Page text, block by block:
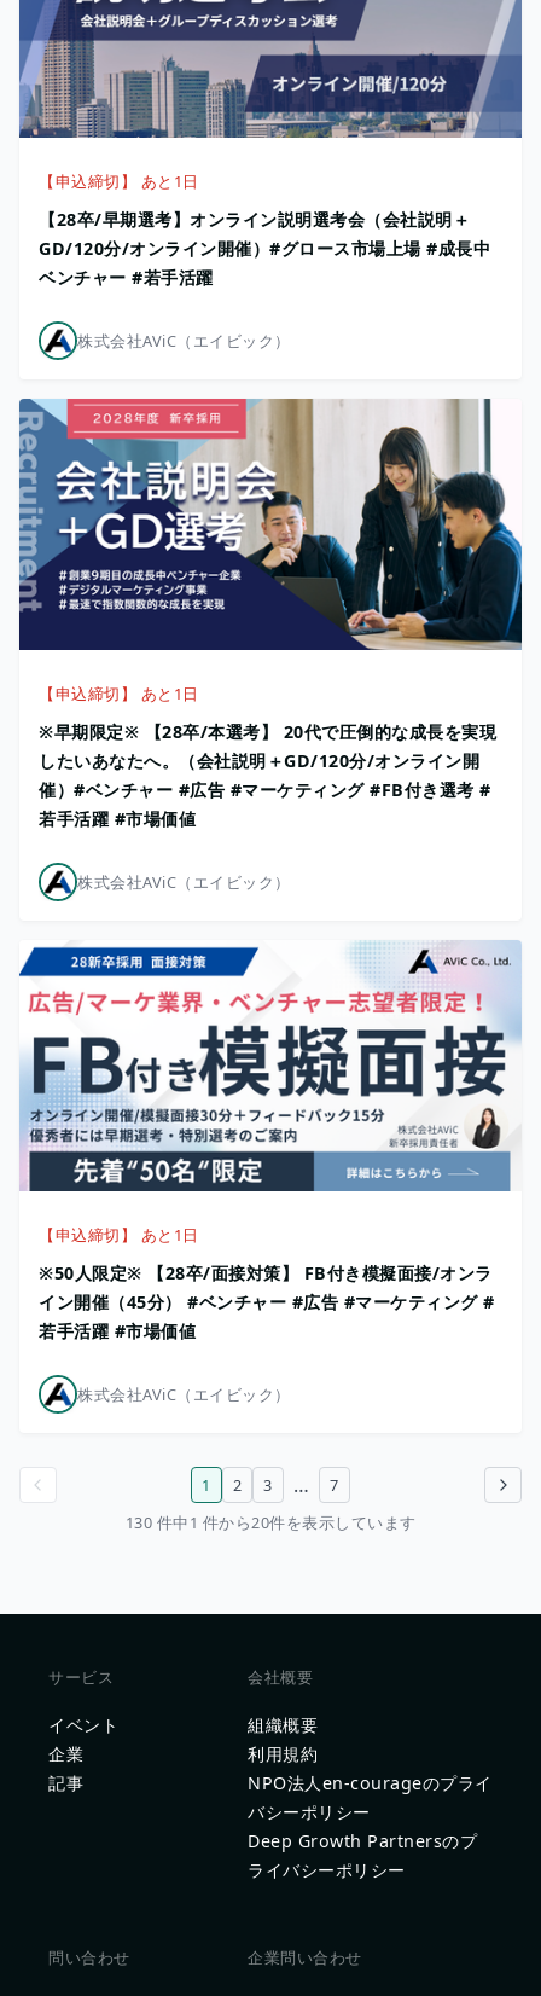
【申込締切】 あと1日
【28卒/早期選考】オンライン説明選考会（会社説明＋
GD/120分/オンライン開催）#グロース市場上場 #成長中
ベンチャー #若手活躍
株式会社AViC（エイビック）
【申込締切】 あと1日
※早期限定※ 【28卒/本選考】 20代で圧倒的な成長を実現
したいあなたへ。（会社説明＋GD/120分/オンライン開
催）#ベンチャー #広告 #マーケティング #FB付き選考 #
若手活躍 #市場価値
株式会社AViC（エイビック）
【申込締切】 あと1日
※50人限定※ 【28卒/面接対策】 FB付き模擬面接/オンラ
イン開催（45分） #ベンチャー #広告 #マーケティング #
若手活躍 #市場価値
株式会社AViC（エイビック）
次のページ
1 2 3 …
7
130 件中1 件から20件を表示しています
サービス
イベント
企業
記事
会社概要
組織概要
利用規約
NPO法人en-courageのプライ
バシーポリシー
Deep Growth Partnersのプ
ライバシーポリシー
問い合わせ 企業問い合わせ